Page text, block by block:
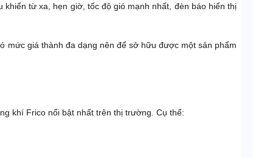
khiển từ xa, hẹn giờ, tốc độ gió mạnh nhất, đèn báo hiển thị
mức giá thành đa dạng nên để sở hữu được một sản phẩm
khí Frico nổi bật nhất trên thị trường. Cụ thể: